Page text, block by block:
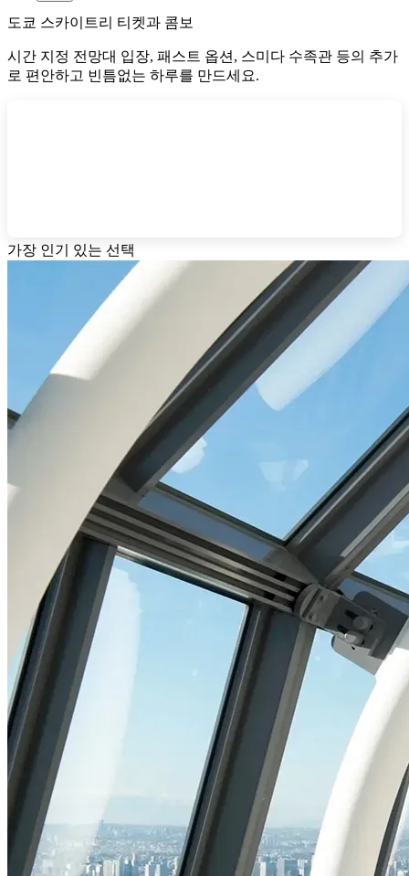
도쿄 스카이트리 티켓과 콤보
시간 지정 전망대 입장, 패스트 옵션, 스미다 수족관 등의 추가
로 편안하고 빈틈없는 하루를 만드세요.
가장 인기 있는 선택